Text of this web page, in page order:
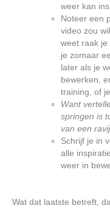
weer kan
Noteer een
video zou
weet raak
je zomaar
later als je
bewerken,
training, of
Want
springen is
van een
Schrijf je in
alle
weer in
Wat dat laatste betreft,